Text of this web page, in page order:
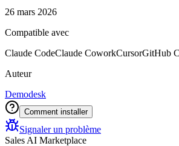
26 mars 2026
Compatible avec
Claude CodeClaude CoworkCursorGitHub
Auteur
Demodesk
Comment installer
Signaler un problème
Sales AI Marketplace